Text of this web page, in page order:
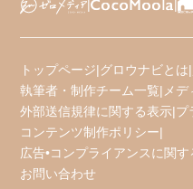
トップページ|グロウナビとは|
執筆者・制作チーム一覧| メ
外部送信規律に関する表示|プ
コンテンツ制作ポリシー|
広告•コンプライアンスに関
お問い合わせ